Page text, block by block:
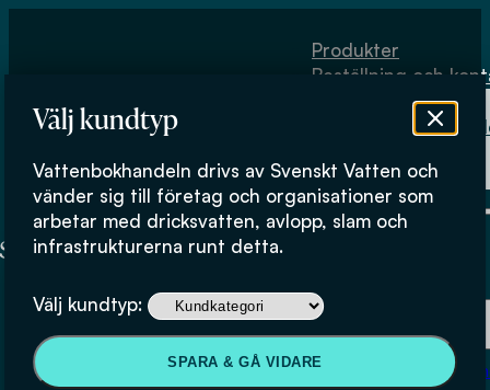
Välj kundtyp
Vattenbokhandeln drivs av Svenskt Vatten och
vänder sig till företag och organisationer som
arbetar med dricksvatten, avlopp, slam och
infrastrukturerna runt detta.
Välj kundtyp:
SPARA & GÅ VIDARE
Produkter
Beställning och
Fysiskt lager
Beställning och kontakt
Om
Sara Hallin
Sök & filtrera